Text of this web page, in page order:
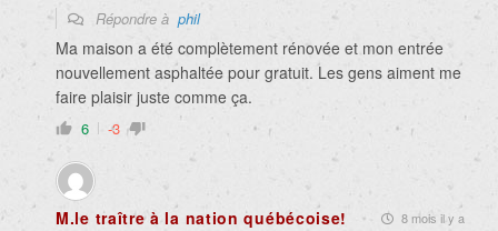
Répondre à phil
Ma maison a été complètement rénovée et mon entrée
nouvellement asphaltée pour gratuit. Les gens aiment me
faire plaisir juste comme ça.
6 -3
M.le traître à la nation québécoise! 8 mois il y a